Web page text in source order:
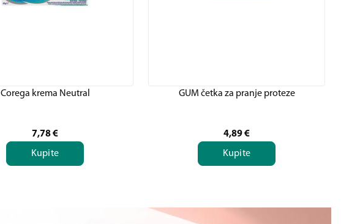
Corega krema Neutral
7,78€
Kupite
GUM četka za pranje proteze
4,89€
Kupite